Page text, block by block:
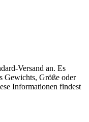
Versand an. Es
Gewichts, Größe oder
Informationen findest